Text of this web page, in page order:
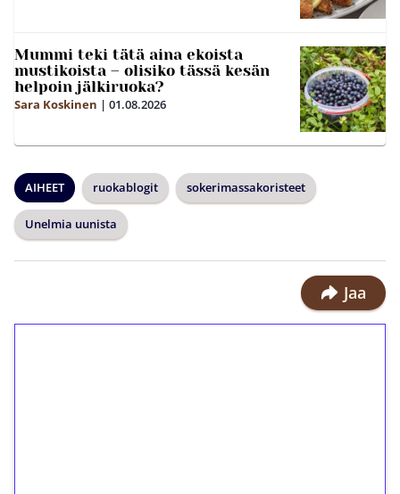
Mummi teki tätä aina ekoista
mustikoista – olisiko tässä kesän
helpoin jälkiruoka?
Sara Koskinen | 01.08.2026
AIHEET ruokablogit sokerimassakoristeet
Unelmia uunista
Jaa